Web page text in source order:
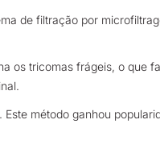
de filtração por
os tricomas frágeis, o que
método ganhou